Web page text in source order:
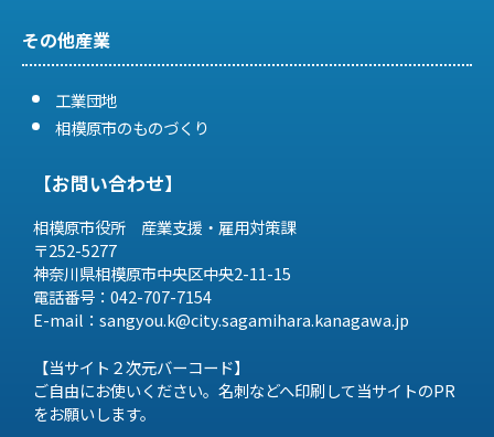
その他産業
工業団地
相模原市のものづくり
【お問い合わせ】
相模原市役所 産業支援・雇用対策課
〒252-5277
神奈川県相模原市中央区中央2-11-15
電話番号：042-707-7154
E-mail：sangyou.k@city.sagamihara.kanagawa.jp
【当サイト２次元バーコード】
ご自由にお使いください。名刺などへ印刷して当サイトのPR
をお願いします。